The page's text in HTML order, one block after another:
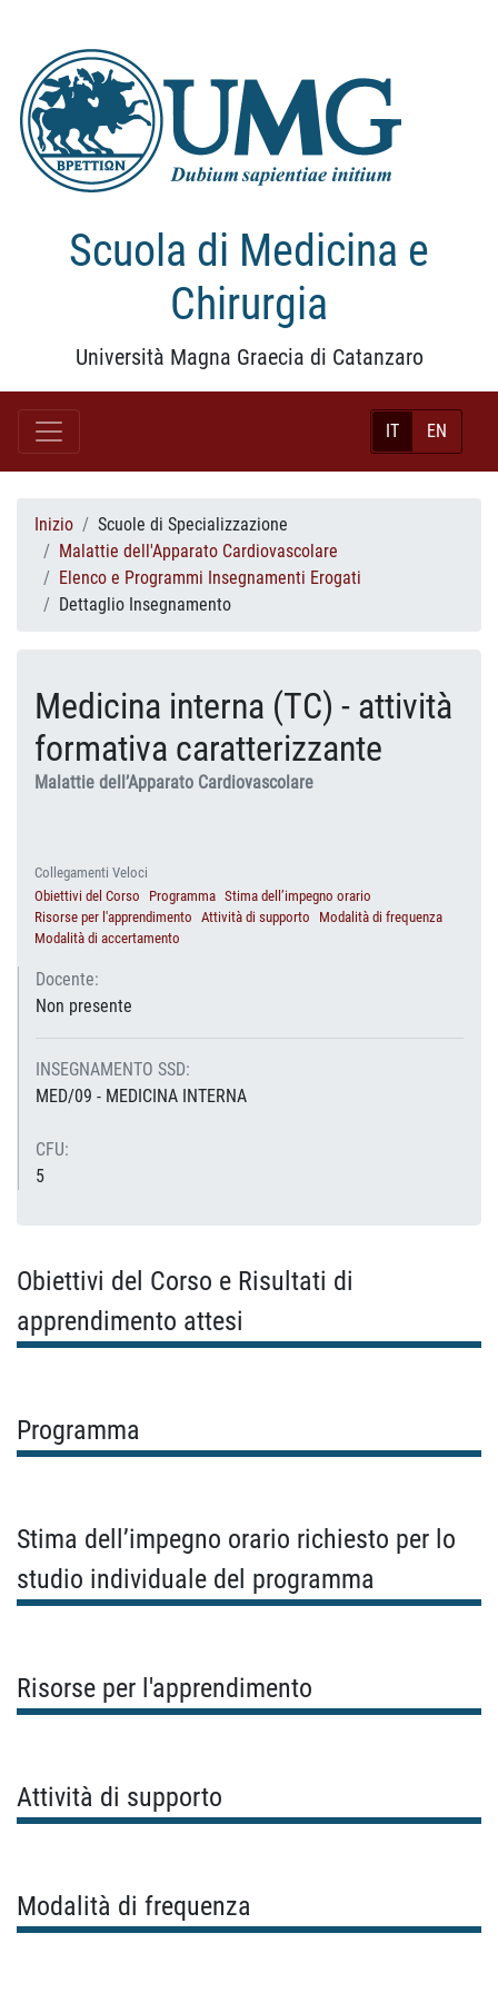
Scuola di Medicina e
Chirurgia
Università Magna Graecia di Catanzaro
IT EN
Inizio
Scuole di Specializzazione
Malattie dell'Apparato Cardiovascolare
Elenco e Programmi Insegnamenti Erogati
Dettaglio Insegnamento
Medicina interna (TC) - attività
formativa caratterizzante
Malattie dell’Apparato Cardiovascolare
Collegamenti Veloci
Obiettivi del Corso
Programma Stima dell’impegno orario
Risorse per l'apprendimento Attività di supporto
Modalità di frequenza
Modalità di accertamento
Docente:
Non presente
INSEGNAMENTO SSD:
MED/09 - MEDICINA INTERNA
CFU:
5
Obiettivi del Corso e Risultati di
apprendimento attesi
Programma
Stima dell’impegno orario richiesto per lo
studio individuale del programma
Risorse per l'apprendimento
Attività di supporto
Modalità di frequenza